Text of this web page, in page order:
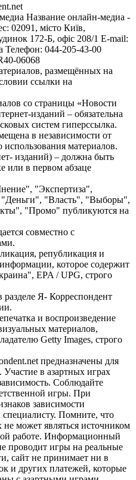
Название онлайн-медиа -
02091, місто Київ,
172-Б, офіс 208/1 E-mail:
Телефон: 044-205-43-00
06068
размещённых на
ссылки на
со страницы «Новости
изданий – обязательна
систем гиперссылка.
в независимости от
материалов.
изданий) – должна быть
или в первом абзаце
"Экспертиза",
"Власть", "Выборы",
"Промо" публикуются на
совместно с
републикация и
которое содержит
EPA / UPG, строго
Я- Корреспондент
и воспроизведение
материалов,
Getty Images, строго
предназначены для
в азартных играх
Соблюдайте
игры. При
зависимости
специалисту. Помните, что
не может являться источником
работе. Информационный
проводит игры на реальные
сайт не принимает ни в
и других платежей, которые